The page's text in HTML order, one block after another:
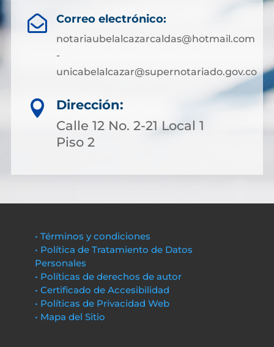
 Correo electrónico:
notariaubelalcazarcaldas@hotmail.com
-
unicabelalcazar@supernotariado.gov.co

Dirección:
Calle 12 No. 2-21 Local 1
Piso 2
• Términos y condiciones
• Política de Tratamiento de Datos
Personales
• Políticas de derechos de autor
• Certificado de Accesibilidad
• Políticas de Privacidad Web
• Mapa del Sitio